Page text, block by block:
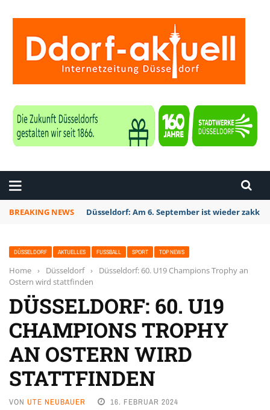
BREAKING NEWS Düsseldorf Kalkum: Bei
DÜSSELDORF AKTUELLES FUSSBALL SPORT TOP NEWS
Home › Düsseldorf ›
Düsseldorf: 60. U19 Champions Trophy an
Ostern wird stattfinden
DÜSSELDORF: 60. U19
CHAMPIONS TROPHY
AN OSTERN WIRD
STATTFINDEN
VON UTE NEUBAUER 16. FEBRUAR 2024